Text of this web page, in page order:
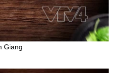
Giang